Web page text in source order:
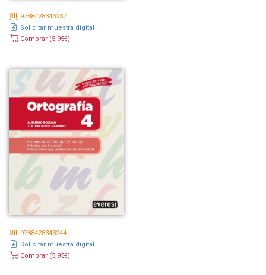
9788428343237
Solicitar muestra digital
Comprar (5,95€)
9788428343244
Solicitar muestra digital
Comprar (5,95€)